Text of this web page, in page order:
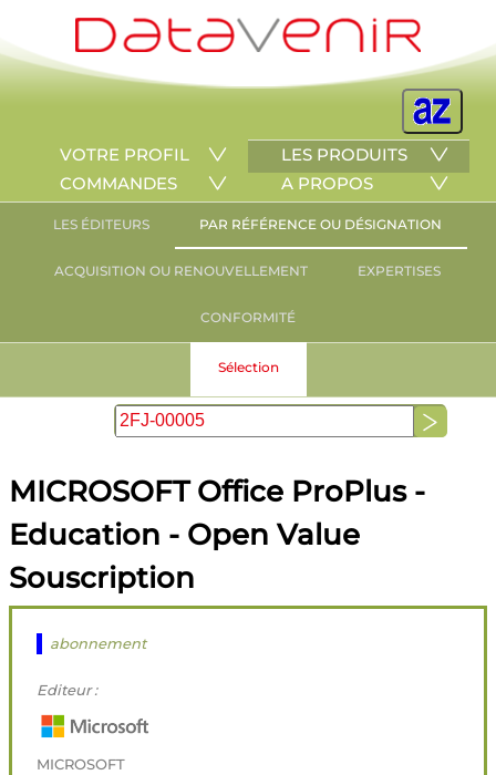
VOTRE PROFIL
LES PRODUITS
COMMANDES
A PROPOS
LES ÉDITEURS PAR RÉFÉRENCE OU DÉSIGNATION
ACQUISITION OU RENOUVELLEMENT EXPERTISES
CONFORMITÉ
Sélection
MICROSOFT Office ProPlus -
Education - Open Value
Souscription
abonnement
Editeur :
MICROSOFT